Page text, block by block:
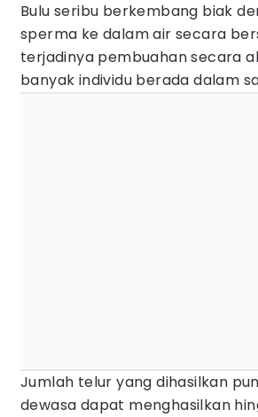
Bulu seribu berkembang biak
sperma ke dalam air secara
terjadinya pembuahan secara
banyak individu berada dalam
Jumlah telur yang dihasilkan
dewasa dapat menghasilkan